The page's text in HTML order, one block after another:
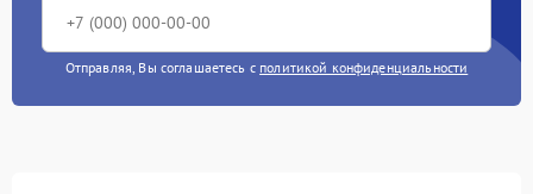
Отправляя, Вы соглашаетесь с политикой конфиденциальности